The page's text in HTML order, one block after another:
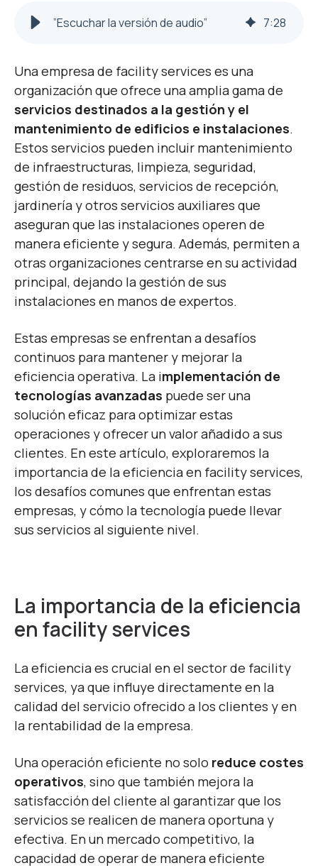
”Escuchar la versión de audio” 7:28
Unaempresa de facility services es una
organización que ofrece una amplia gama de
servicios destinados a la gestión y el
mantenimiento de edificios e instalaciones.
Estos servicios pueden incluir mantenimiento
de infraestructuras, limpieza, seguridad,
gestión de residuos, servicios de recepción,
jardinería y otros servicios auxiliares que
aseguran que las instalaciones operen de
manera eficiente y segura. Además, permiten a
otras organizaciones centrarse en su actividad
principal, dejando la gestión de sus
instalaciones en manos de expertos.
Estas empresas se enfrentan a desafíos
continuos para mantener y mejorar la
eficiencia operativa. La implementación de
tecnologías avanzadas puede ser una
solución eficaz para optimizar estas
operaciones y ofrecer un valor añadido a sus
clientes. En este artículo, exploraremos la
importancia de la eficiencia en facility services,
los desafíos comunes que enfrentan estas
empresas, y cómo la tecnología puede llevar
sus servicios al siguiente nivel.
La importancia de la eficiencia
en facility services
La eficiencia es crucial en el sector de facility
services, ya que influye directamente en la
calidad del servicio ofrecido a los clientes y en
la rentabilidad de la empresa.
Una operación eficiente no solo reduce costes
operativos, sino que también mejora la
satisfacción del cliente al garantizar que los
servicios se realicen de manera oportuna y
efectiva. En un mercado competitivo, la
capacidad de operar de manera eficiente